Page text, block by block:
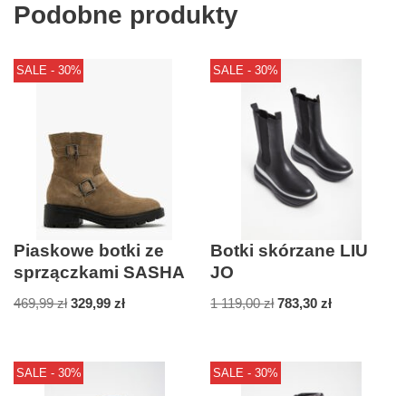
Podobne produkty
SALE - 30%
Piaskowe botki ze
sprzączkami SASHA
469,99zł 329,99 zł
SALE - 30%
Botki skórzane LIU
JO
1 119,00zł 783,30zł
SALE - 30% SALE - 30%